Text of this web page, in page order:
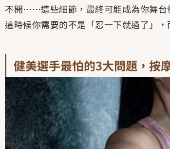
不開……這些細節，最終可能成為你舞台
這時候你需要的不是「忍一下就過了」
健美選手最怕的3大問題，按